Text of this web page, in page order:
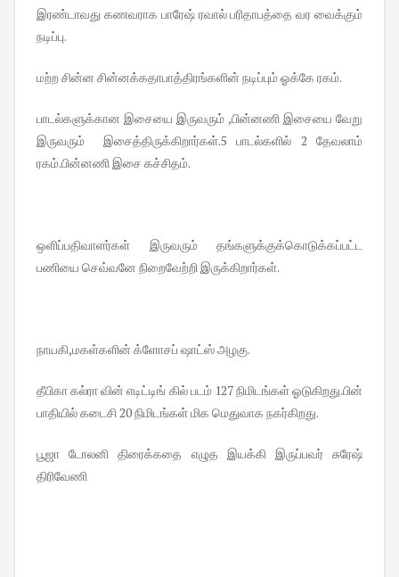
இரண்டாவது கணவராக பாரேஷ் ரவால் பரிதாபத்தை வர வைக்கும்
நடிப்பு.
மற்ற சின்ன சின்னக்கதாபாத்திரங்களின் நடிப்பும் ஓக்கே ரகம்.
பாடல்களுக்கான இசையை இருவரும் ,பின்னணி இசையை வேறு
இருவரும் இசைத்திருக்கிறார்கள்.5 பாடல்களில் 2 தேவலாம்
ரகம்.பின்னணி இசை கச்சிதம்.
ஒளிப்பதிவாளர்கள் இருவரும் தங்களுக்குக்கொடுக்கப்பட்ட
பணியை செவ்வனே நிறைவேற்றி இருக்கிறார்கள்.
நாயகி,மகள்களின் க்ளோசப் ஷாட்ஸ் அழகு.
தீபிகா கல்ரா வின் எடிட்டிங் கில் படம் 127 நிமிடங்கள் ஓடுகிறது.பின்
பாதியில் கடைசி 20 நிமிடங்கள் மிக மெதுவாக நகர்கிறது.
பூஜா டோலனி திரைக்கதை எழுத இயக்கி இருப்பவர் சுரேஷ்
திரிவேணி